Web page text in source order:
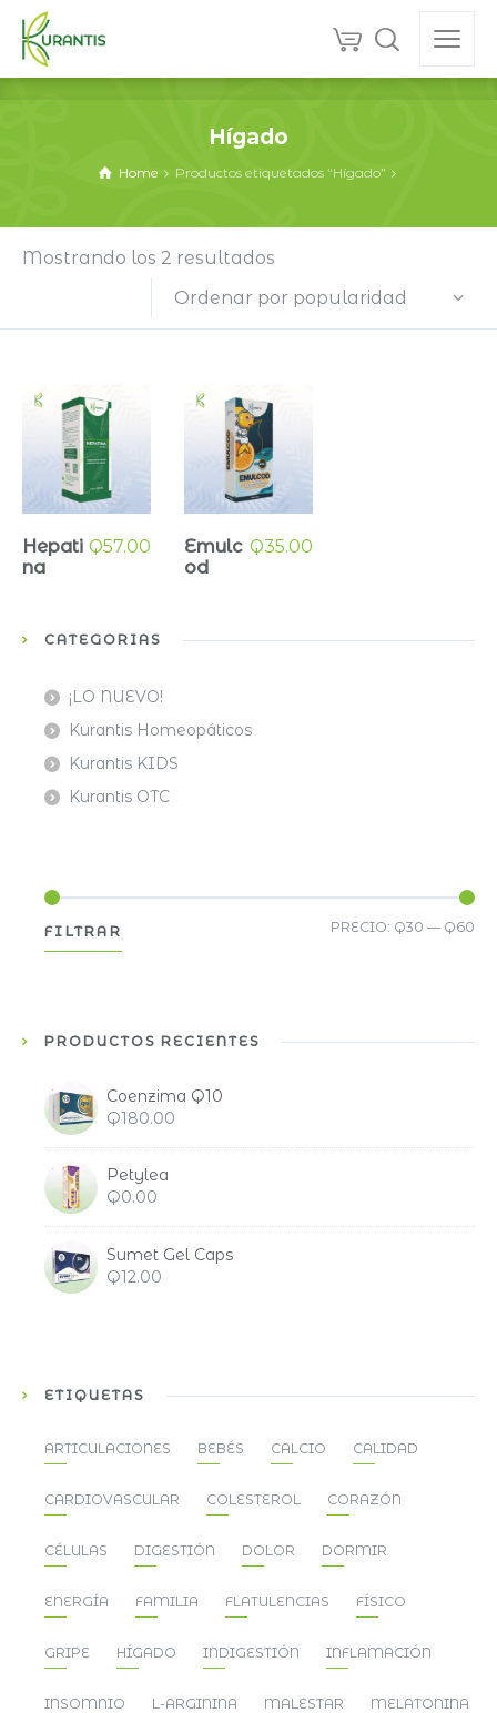
Hígado
Home Productos etiquetados “Hígado”
Mostrando los 2 resultados
por
popularidad
Ordenar por popularidad
Hepati
na
Q57.00
Emulc
od
Q35.00
CATEGORÍAS
¡LO NUEVO!
Kurantis Homeopáticos
Kurantis KIDS
Kurantis OTC
FILTRAR PRECIO: Q30 — Q60
PRODUCTOS RECIENTES
Coenzima Q10
Q180.00
Petylea
Q0.00
Sumet Gel Caps
Q12.00
ETIQUETAS
ARTICULACIONES BEBÉS CALCIO CALIDAD
CARDIOVASCULAR COLESTEROL CORAZÓN
CÉLULAS DIGESTIÓN DOLOR DORMIR
ENERGÍA FAMILIA FLATULENCIAS FÍSICO
GRIPE HÍGADO INDIGESTIÓN INFLAMACIÓN
INSOMNIO L-ARGININA MALESTAR MELATONINA